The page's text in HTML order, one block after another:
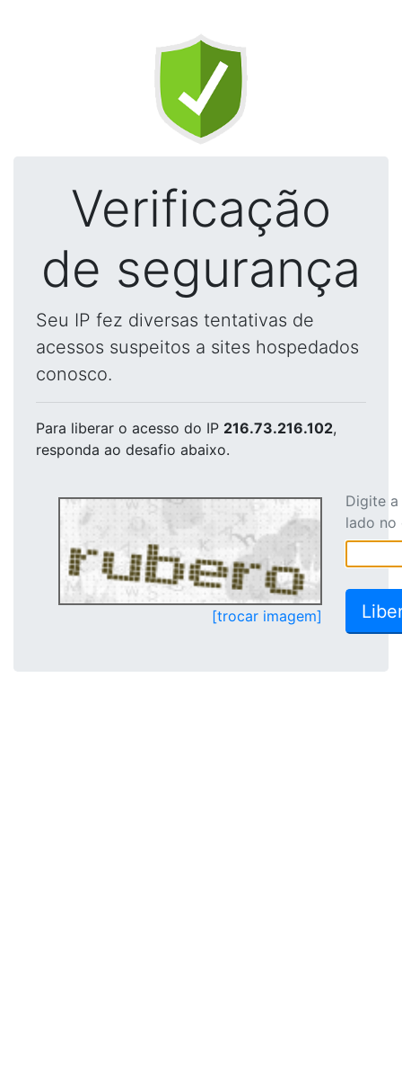
Verificação
de segurança
Seu IP fez diversas tentativas de
acessos suspeitos a sites hospedados
conosco.
Para liberar o acesso do IP 216.73.216.102,
responda ao desafio abaixo.
[trocar imagem]
Digite
lado no